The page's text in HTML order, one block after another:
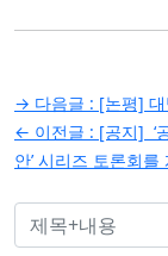
글
탐
색
→ 다음글 : [논평]
← 이전글 : [공지] ‘
안’ 시리즈 토론회